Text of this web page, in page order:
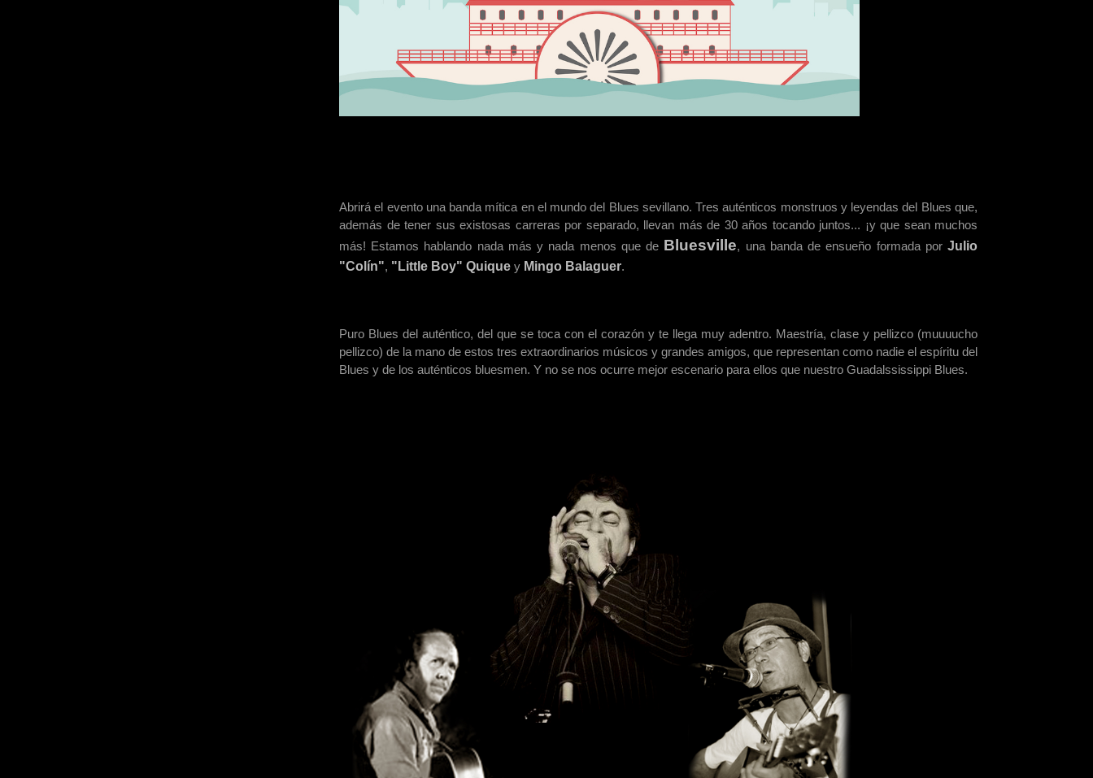
Abrirá el evento una banda mítica en el mundo del Blues sevillano. Tres auténticos monstruos y leyendas del Blues que,
además de tener sus existosas carreras por separado, llevan más de 30 años tocando juntos... ¡y que sean muchos
más! Estamos hablando nada más y nada menos que de Bluesville, una banda de ensueño formada porJulio
"Colín", "Little Boy" Quique y Mingo Balaguer.
Puro Blues del auténtico, del que se toca con el corazón y te llega muy adentro. Maestría, clase y pellizco (muuuucho
pellizco) de la mano de estos tres extraordinarios músicos y grandes amigos, que representan como nadie el espíritu del
Blues y de los auténticos bluesmen. Y no se nos ocurre mejor escenario para ellos que nuestro Guadalssissippi Blues.